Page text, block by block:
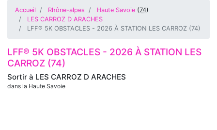
Accueil Rhône-alpes Haute Savoie (74)
LES CARROZ D ARACHES
LFF® 5K OBSTACLES - 2026 À STATION LES CARROZ (74)
Sortir à LES CARROZ D ARACHES
dans la Haute Savoie
LFF® 5K OBSTACLES - 2026 À STATION LES
CARROZ (74)